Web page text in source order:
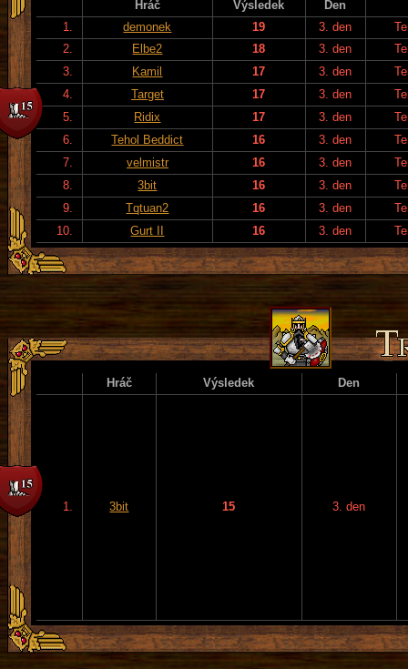
Hráč Výsledek
Den
1.
demonek 19 3. den
2.
Elbe2 18 3. den
3.
Kamil 17 3. den
4.
Target 17 3. den
5.
Ridix 17 3. den
6.
Tehol Beddict 16 3. den
7.
velmistr 16 3. den
8.
3bit 16 3. den
9.
Tqtuan2 16 3. den
10.
Gurt II 16 3. den
Hráč Výsledek Den
1. 3bit 15 3. den